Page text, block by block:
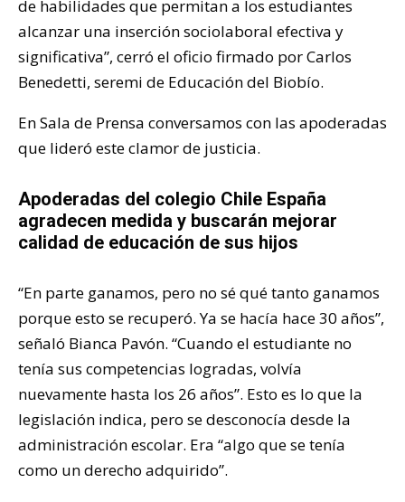
de habilidades que permitan a los estudiantes
alcanzar una inserción sociolaboral efectiva y
significativa”, cerró el oficio firmado por Carlos
Benedetti, seremi de Educación del Biobío.
En Sala de Prensa conversamos con las apoderadas
que lideró este clamor de justicia.
Apoderadas del colegio Chile España
agradecen medida y buscarán mejorar
calidad de educación de sus hijos
“En parte ganamos, pero no sé qué tanto ganamos
porque esto se recuperó. Ya se hacía hace 30 años”,
señaló Bianca Pavón. “Cuando el estudiante no
tenía sus competencias logradas, volvía
nuevamente hasta los 26 años”. Esto es lo que la
legislación indica, pero se desconocía desde la
administración escolar. Era “algo que se tenía
como un derecho adquirido”.